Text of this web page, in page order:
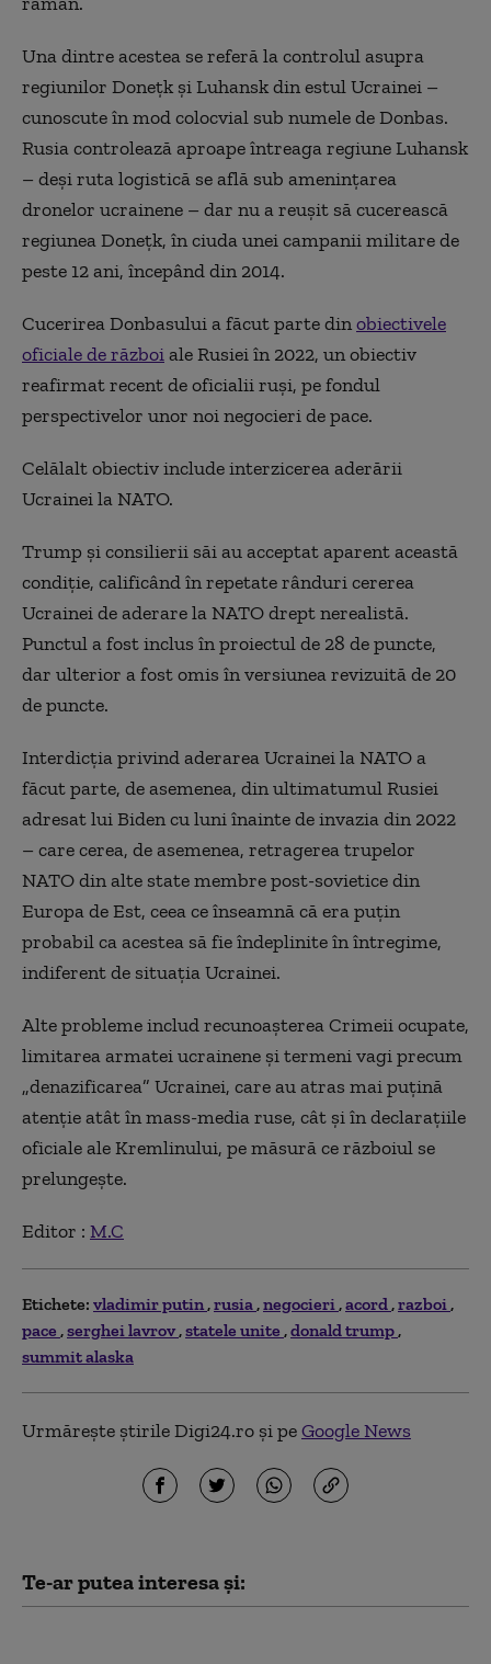
Una dintre acestea se referă la controlul asupra
regiunilor Donețk și Luhansk din estul Ucrainei –
cunoscute în mod colocvial sub numele de Donbas.
Rusia controlează aproape întreaga regiune Luhansk
– deși ruta logistică se află sub amenințarea
dronelor ucrainene – dar nu a reușit să cucerească
regiunea Donețk, în ciuda unei campanii militare de
peste 12 ani, începând din 2014.
Cucerirea Donbasului a făcut parte dinobiectivele
oficiale de războiale Rusiei în 2022, un obiectiv
reafirmat recent de oficialii ruși, pe fondul
perspectivelor unor noi negocieri de pace.
Celălalt obiectiv include interzicerea aderării
Ucrainei la NATO.
Trump și consilierii săi au acceptat aparent această
condiție, calificând în repetate rânduri cererea
Ucrainei de aderare la NATO drept nerealistă.
Punctul a fost inclus în proiectul de 28 de puncte,
dar ulterior a fost omis în versiunea revizuită de 20
de puncte.
Interdicția privind aderarea Ucrainei la NATO a
făcut parte, de asemenea, din ultimatumul Rusiei
adresat lui Biden cu luni înainte de invazia din 2022
– care cerea, de asemenea, retragerea trupelor
NATO din alte state membre post-sovietice din
Europa de Est, ceea ce înseamnă că era puțin
probabil ca acestea să fie îndeplinite în întregime,
indiferent de situația Ucrainei.
Alte probleme includ recunoașterea Crimeii ocupate,
limitarea armatei ucrainene și termeni vagi precum
„denazificarea” Ucrainei, care au atras mai puțină
atenție atât în mass-media ruse, cât și în declarațiile
oficiale ale Kremlinului, pe măsură ce războiul se
prelungește.
Editor : M.C
Etichete: vladimir putin rusia negocieri acord razboi
pace serghei lavrov statele unite donald trump
summit alaska
Urmărește știrile Digi24.ro și peGoogle News
Te-ar putea interesa și: